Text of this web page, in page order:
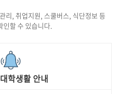
리, 취업지원, 스쿨버스, 식단정보 등
인할 수 있습니다.
학생활 안내